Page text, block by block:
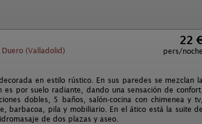
(Valladolid)
22
pers/noche
en estilo rústico. En sus paredes se mezclan la
por suelo radiante, dando una sensación de confort.
dobles, 5 baños, salón-cocina con chimenea y tv,
barbacoa, pila y mobiliario. En el ático está la suite de
de dos plazas y aseo.